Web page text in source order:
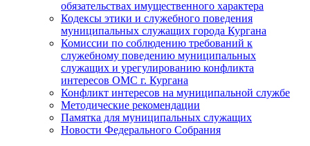
обязательствах имущественного характера
Кодексы этики и служебного поведения
муниципальных служащих города Кургана
Комиссии по соблюдению требований к
служебному поведению муниципальных
служащих и урегулированию конфликта
интересов ОМС г. Кургана
Конфликт интересов на муниципальной службе
Методические рекомендации
Памятка для муниципальных служащих
Новости Федерального Cобрания